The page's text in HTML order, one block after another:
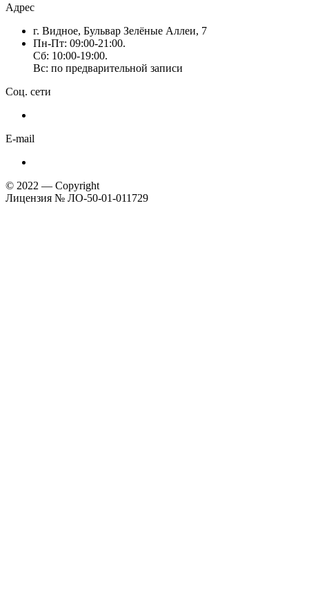
Адрес
г. Видное, Бульвар Зелёные Аллеи, 7
Пн-Пт: 09:00-21:00.
Сб: 10:00-19:00.
Вс: по предварительной записи
Соц. сети
E-mail
© 2022 — Copyright
Лицензия № ЛО-50-01-011729